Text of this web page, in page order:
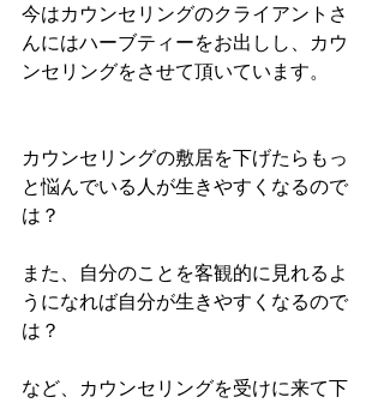
今はカウンセリングのクライアントさ
んにはハーブティーをお出しし、カウ
ンセリングをさせて頂いています。
カウンセリングの敷居を下げたらもっ
と悩んでいる人が生きやすくなるので
は？
また、自分のことを客観的に見れるよ
うになれば自分が生きやすくなるので
は？
など、カウンセリングを受けに来て下